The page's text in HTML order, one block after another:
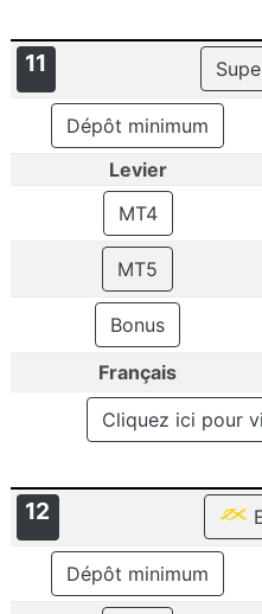
11
Dépôt minimum
Levier
MT4
MT5
Bonus
Français
Cliquez ici pour
12
Dépôt minimum